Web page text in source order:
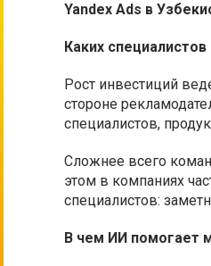
Yandex Ads в
Каких специалистов
Рост инвестиций
стороне
специалистов,
Сложнее всего
этом в компаниях
специалистов:
В чем ИИ помогает